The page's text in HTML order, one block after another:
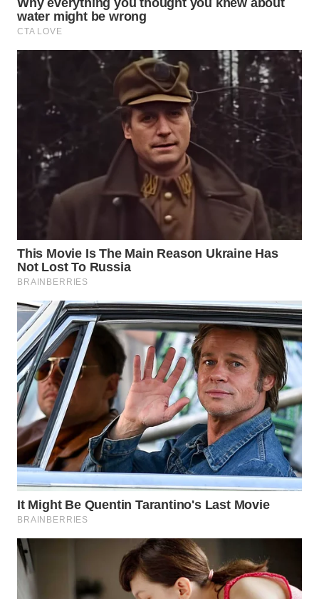
WN
WN
SERIBU
WN
TANGERANG
WN
CIREBON
WN
INDRAMAYU
WN
KUNINGAN
WN
MAJALENGKA
WN
SUBANG
WN
PURWAKARTA